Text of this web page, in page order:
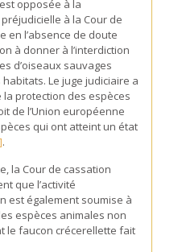
opposée à la
à la Cour de
en l’absence de doute
à donner à l’interdiction
d’oiseaux sauvages
Le juge judiciaire a
protection des espèces
de l’Union européenne
qui ont atteint un état
.
la Cour de cassation
que l’activité
est également soumise à
espèces animales non
le faucon crécerellette fait